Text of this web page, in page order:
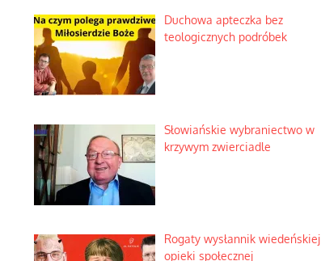
Duchowa apteczka bez
teologicznych podróbek
Słowiańskie wybraniectwo w
krzywym zwierciadle
Rogaty wysłannik wiedeńskiej
opieki społecznej